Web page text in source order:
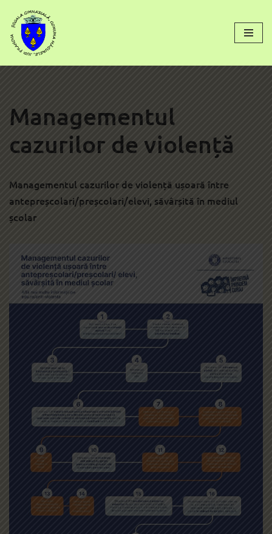
conținut
Sari
la
conținut
Managementul
cazurilor de violență
Managementul cazurilor de violență ușoară între
antepreșcolari/preșcolari/elevi, săvârșită în mediul
școlar